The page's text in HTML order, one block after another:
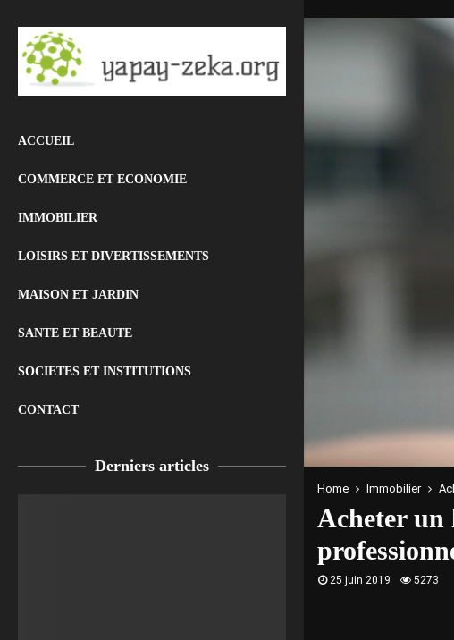
ACCUEIL
COMMERCE ET ECONOMIE
IMMOBILIER
LOISIRS ET DIVERTISSEMENTS
MAISON ET JARDIN
SANTE ET BEAUTE
SOCIETES ET INSTITUTIONS
CONTACT
Derniers articles
Home Immobilier
Acheter un
25 juin 2019 5273